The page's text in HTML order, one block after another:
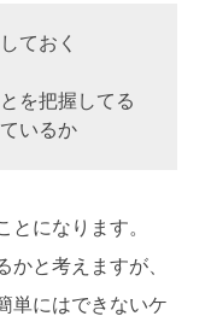
ておく
を把握してる
いるか
とになります。
かと考えますが、
単にはできないケ